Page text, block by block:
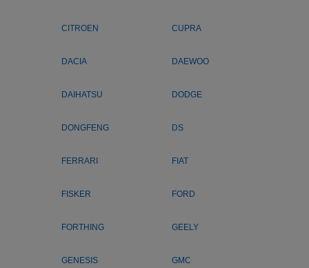
CITROEN CUPRA
DACIA DAEWOO
DAIHATSU DODGE
DONGFENG DS
FERRARI FIAT
FISKER FORD
FORTHING GEELY
GENESIS GMC